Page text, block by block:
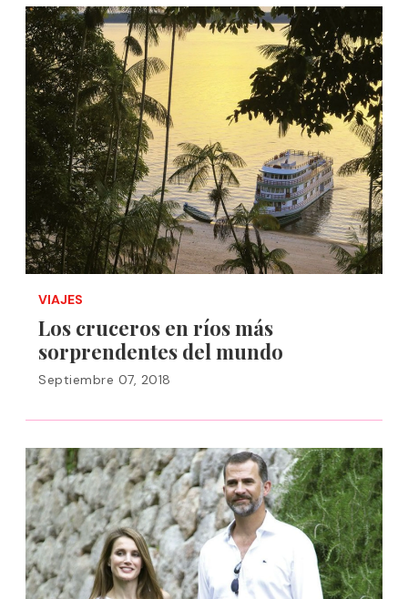
VIAJES
Los cruceros en ríos más
sorprendentes del mundo
Septiembre 07, 2018